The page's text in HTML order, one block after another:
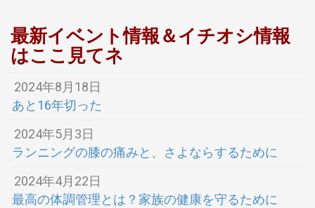
最新イベント情報＆イチオシ情報
はここ見てネ
2024年8月18日
あと16年切った
2024年5月3日
ランニングの膝の痛みと、さよならするために
2024年4月22日
最高の体調管理とは？家族の健康を守るために